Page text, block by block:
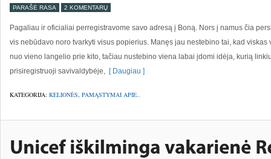
PARAŠĖ RASA 2 KOMENTARŲ
Pagaliau ir oficialiai perregistravome savo adresą į Boną. Nors į namus čia
vis nebūdavo noro tvarkyti visus popierius. Manęs jau nestebino tai, kad
nuo vieno langelio prie kito, tačiau nustebino viena labai įdomi idėja, kurią
prisiregistruoji savivaldybėje, [ Daugiau ]
KATEGORIJA: KELIONĖS, PAMĄSTYMAI APIE..